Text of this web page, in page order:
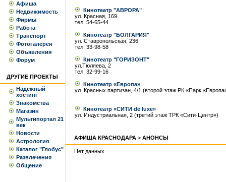
Афиша
Недвижимость
Фирмы
Работа
Транспорт
Фотогалерея
Объявления
Форум
ДРУГИЕ ПРОЕКТЫ
Надежный
хостинг
Знакомства
Магазин
Мультипортал 21
век
Новости
Астрология
Каталог "Глобус"
Развлечения
Общение
Кинотеатр "АВРОРА"
ул. Красная, 169
тел. 54-65-44
Кинотеатр "БОЛГАРИЯ"
ул. Ставропольская, 236
тел. 33-98-58
Кинотеатр "ГОРИЗОНТ"
ул.Тюляева, 2
тел. 32-99-16
Кинотеатр «Европа»
ул. Красных партизан, 4/1 (второй этаж РК «Парк
Кинотеатр «СИТИ de luxe»
ул. Индустриальная, 2 (третий этаж ТРК «Сити-Центр»)
АФИША КРАСНОДАРА > АНОНСЫ
Нет данных